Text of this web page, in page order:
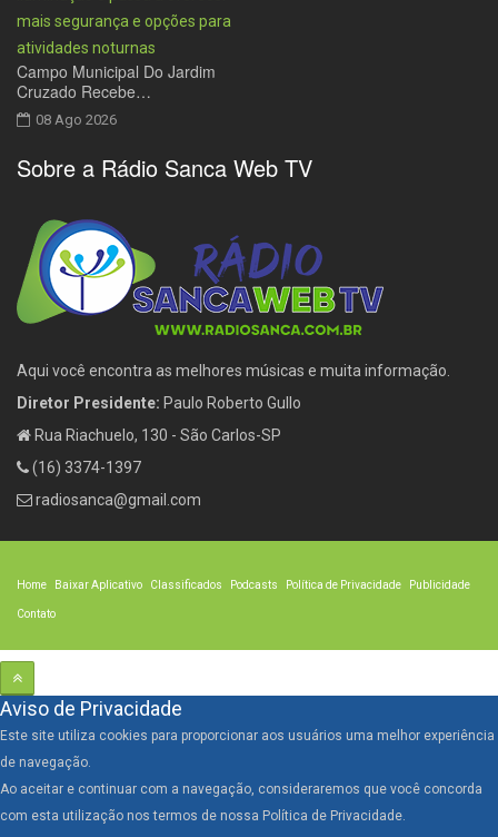
Campo Municipal Do Jardim
Cruzado Recebe…
08 Ago 2026
Sobre a Rádio Sanca Web TV
Aqui você encontra as melhores músicas e muita informação.
Diretor Presidente: Paulo Roberto Gullo
Rua Riachuelo, 130 - São Carlos-SP
(16) 3374-1397
radiosanca@gmail.com
Home Baixar Aplicativo Classificados Podcasts Política de Privacidade Publicidade
Contato
Aviso de Privacidade
Este site utiliza cookies para proporcionar aos usuários uma melhor experiência
de navegação.
Ao aceitar e continuar com a navegação, consideraremos que você concorda
com esta utilização nos termos de nossa Política de Privacidade.